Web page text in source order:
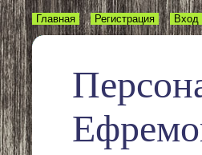
Главная Регистрация Вход